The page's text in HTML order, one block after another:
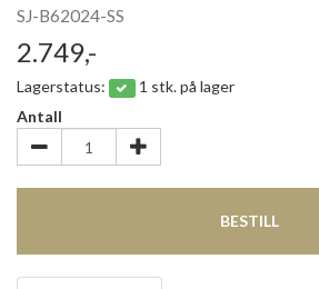
SJ-B62024-SS
2.749,-
Lagerstatus:
1 stk. på lager
Antall
BESTILL